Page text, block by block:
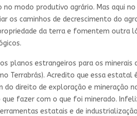
modo produtivo agrário. Mas aqui no
os caminhos de decrescimento do
da terra e fomentem outra
planos estrangeiros para os minerais
Terrabrás). Acredito que essa estatal
direito de exploração e mineração
fazer com o que foi minerado.
estatais e de